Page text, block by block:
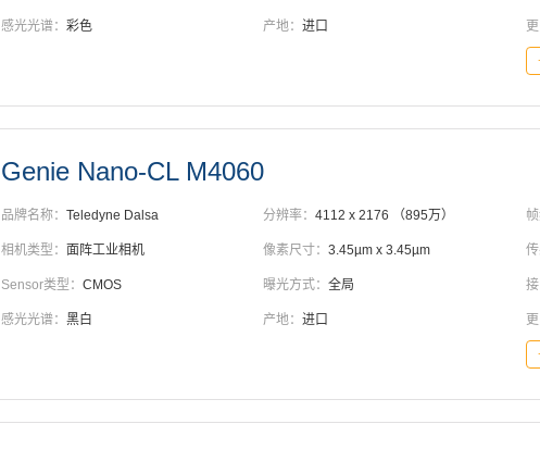
感光光谱： 彩色 产地：进口 更
Genie Nano-CL M4060
品牌名称： Teledyne Dalsa 分辨率：4112 x 2176 （895万） 帧
相机类型： 面阵工业相机 像素尺寸：3.45µm x 3.45µm 传
Sensor类型： CMOS 曝光方式：全局 接
感光光谱： 黑白 产地：进口 更